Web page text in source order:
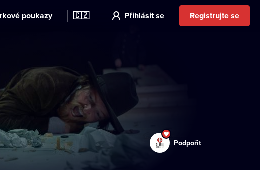
poukazy 🇨🇿 Přihlásit se Registrujte se
Podpořit